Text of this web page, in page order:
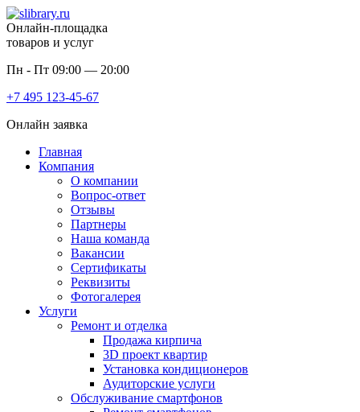
Онлайн-площадка
товаров и услуг
Пн - Пт 09:00 — 20:00
+7 495 123-45-67
Онлайн заявка
Главная
Компания
О компании
Вопрос-ответ
Отзывы
Партнеры
Наша команда
Вакансии
Сертификаты
Реквизиты
Фотогалерея
Услуги
Ремонт и отделка
Продажа кирпича
3D проект квартир
Установка кондиционеров
Аудиторские услуги
Обслуживание смартфонов